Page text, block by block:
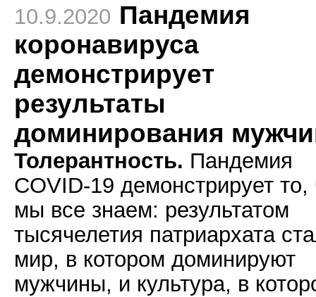
10.9.2020 Пандемия
коронавируса
демонстрирует
результаты
доминирования
Толерантность. Пандемия
COVID-19 демонстрирует то,
мы все знаем: результатом
тысячелетия патриархата
мир, в котором доминируют
мужчины, и культура, в